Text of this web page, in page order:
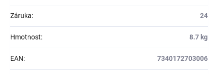
Záruka: 24
Hmotnost: 8.7 kg
EAN: 7340172703006